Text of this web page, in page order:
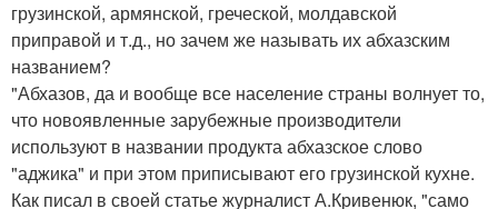
грузинской, армянской, греческой, молдавской
приправой и т.д., но зачем же называть их абхазским
названием?
"Абхазов, да и вообще все население страны волнует то,
что новоявленные зарубежные производители
используют в названии продукта абхазское слово
"аджика" и при этом приписывают его грузинской кухне.
Как писал в своей статье журналист А.Кривенюк, "само